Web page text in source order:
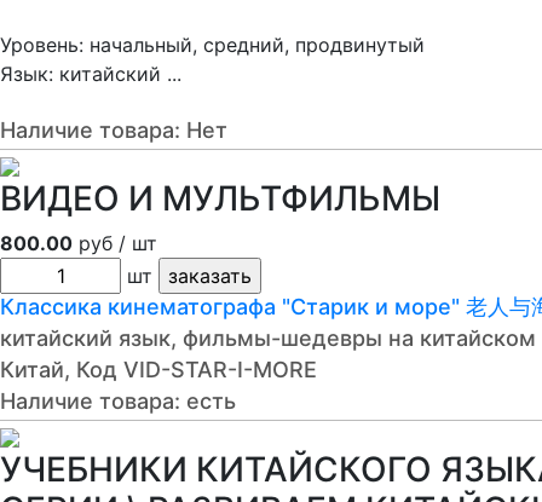
Уровень: начальный, средний, продвинутый
Язык: китайский ...
Наличие товара: Нет
ВИДЕО И МУЛЬТФИЛЬМЫ
800.00 руб / шт
шт
Классика кинематографа "Старик и море" 老人与
китайский язык, фильмы-шедевры на китайском
Китай, Код VID-STAR-I-MORE
Наличие товара: есть
УЧЕБНИКИ КИТАЙСКОГО